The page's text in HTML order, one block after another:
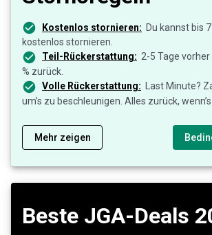
Kostenlos stornieren: Du kannst bis
kostenlos stornieren.
Teil-Rückerstattung: 2-5 Tage
% zurück.
Volle Rückerstattung:
Last Minute?
um’s zu beschleunigen. Alles zurück,
Mehr zeigen
Beste JGA-Deals